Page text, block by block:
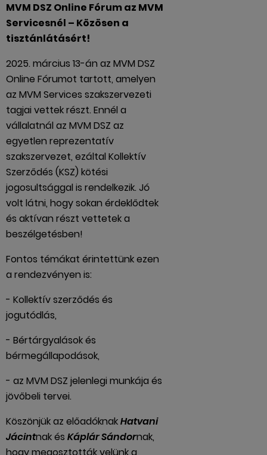
MVM DSZ Online Fórum az MVM
Servicesnél – Közösen a
tisztánlátásért!
2025. március 13-án az MVM DSZ
Online Fórumot tartott, amelyen
az MVM Services szakszervezeti
tagjai vettek részt. Ennél a
vállalatnál az MVM DSZ az
egyetlen reprezentatív
szakszervezet, ezáltal Kollektív
Szerződés (KSZ) kötési
jogosultsággal is rendelkezik. Jó
volt látni, hogy sokan érdeklődtek
és aktívan részt vettetek a
beszélgetésben!
Fontos témákat érintettünk ezen
a rendezvényen is:
- Kollektív szerződés és
jogutódlás,
- Bértárgyalások és
bérmegállapodások,
- az MVM DSZ jelenlegi munkája és
jövőbeli tervei.
Köszönjük az előadóknakHatvani
Jácintnak és Káplár Sándornak,